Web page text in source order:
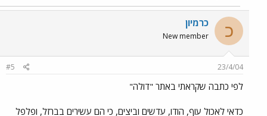
כ כרמיון
New member
23/4/04
#5
לפי כתבה שקראתי באתר "דולה"
כדאי לאכול עוף, הודו, עדשים וביצים, כי הם עשירים בברזל, ופלפל